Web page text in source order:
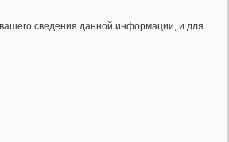
сведения данной информации, и для